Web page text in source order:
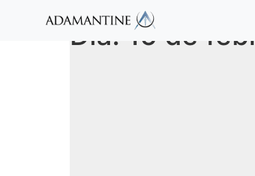
Día:15 de